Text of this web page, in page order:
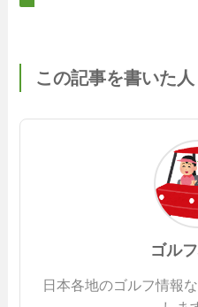
この記事を書いた人
ゴル
日本各地のゴルフ情報